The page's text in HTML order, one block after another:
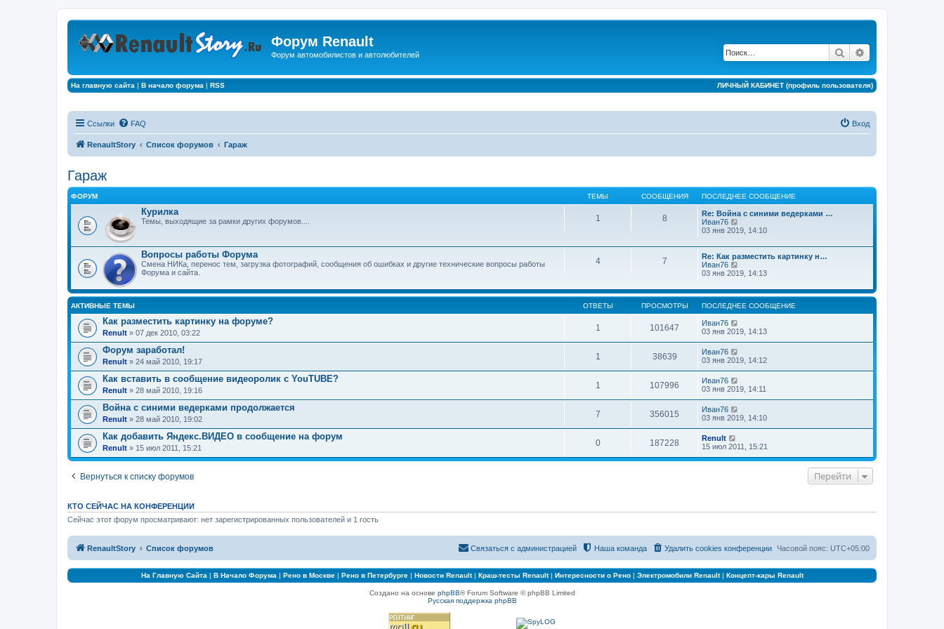
Форум Renault
Форум автомобилистов и автолюбителей Поиск
На главную сайта | В начало форума | RSS ЛИЧНЫЙ КАБИНЕТ (профиль пользователя)
Ссылки FAQ Вход
RenaultStory Список форумов Гараж
Гараж
ФОРУМ ТЕМЫ СООБЩЕНИЯ ПОСЛЕДНЕЕ СООБЩЕНИЕ
Курилка
Темы, выходящие за рамки других форумов.... 1 8
Re: Война с синими ведерками …
Иван76
е
е
й
и
п
о
с
л
д
м
у
с
о
б
е
н
и
03 янв 2019, 14:10
Вопросы работы Форума
Смена НИКа, перенос тем, загрузка фотографий, сообщения об ошибках и другие технические вопросы работы
Форума и сайта.
4 7
Re: Как разместить картинку н…
Иван76
е
е
й
т
и
п
л
е
д
е
м
с
щ
е
03 янв 2019, 14:13
АКТИВНЫЕ ТЕМЫ ОТВЕТЫ ПРОСМОТРЫ ПОСЛЕДНЕЕ СООБЩЕНИЕ
Как разместить картинку на форуме?
Renult » 07 дек 2010, 03:22
1 101647
Иван76
03 янв 2019, 14:13
Форум заработал!
Renult » 24 май 2010, 19:17
1 38639
Иван76
03 янв 2019, 14:12
Как вставить в сообщение видеоролик с YouTUBE?
Renult » 28 май 2010, 19:16
1 107996
Иван76
03 янв 2019, 14:11
Война с синими ведерками продолжается
Renult » 28 май 2010, 19:02
7 356015
Иван76
03 янв 2019, 14:10
Как добавить Яндекс.ВИДЕО в сообщение на форум
Renult » 15 июл 2011, 15:21
0 187228
Renult
15 июл 2011, 15:21
Вернуться к списку форумов Перейти
КТО СЕЙЧАС НА КОНФЕРЕНЦИИ
Сейчас этот форум просматривают: нет зарегистрированных пользователей и 1 гость
RenaultStory Список форумов Часовой пояс: UTC+05:00
Удалить cookies конференции
Наша команда
Связаться с администрацией
На Главную Сайта | В Начало Форума | Рено в Москве| Рено в Петербурге| Новости Renault| Краш-тесты Renault| Интересности о Рено| Электромобили Renault| Концепт-кары Renault
Создано на основе phpBB® Forum Software © phpBB Limited
Русская поддержка phpBB